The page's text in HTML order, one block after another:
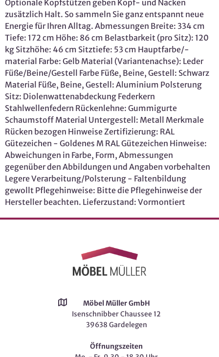
Optionale Kopfstützen geben Kopf- und Nacken
zusätzlich Halt. So sammeln Sie ganz entspannt neue
Energie für Ihren Alltag. Abmessungen Breite: 334 cm
Tiefe: 172 cm Höhe: 86 cm Belastbarkeit (pro Sitz): 120
kg Sitzhöhe: 46 cm Sitztiefe: 53 cm Hauptfarbe/-
material Farbe: Gelb Material (Variantenachse): Leder
Füße/Beine/Gestell Farbe Füße, Beine, Gestell: Schwarz
Material Füße, Beine, Gestell: Aluminium Polsterung
Sitz: Diolenwattenabdeckung Federkern
Stahlwellenfedern Rückenlehne: Gummigurte
Schaumstoff Material Untergestell: Metall Merkmale
Rücken bezogen Hinweise Zertifizierung: RAL
Gütezeichen - Goldenes M RAL Gütezeichen Hinweise:
Abweichungen in Farbe, Form, Abmessungen
gegenüber den Abbildungen und Angaben vorbehalten
Legere Verarbeitung/Polsterung - Faltenbildung
gewollt Pflegehinweise: Bitte die Pflegehinweise der
Hersteller beachten. Lieferzustand: Vormontiert
Möbel Müller GmbH
Isenschnibber Chaussee 12
39638 Gardelegen
Öffnungszeiten